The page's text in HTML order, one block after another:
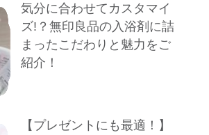
気分に合わせてカスタマイ
ズ!？無印良品の入浴剤に詰
まったこだわりと魅力をご
紹介！
【プレゼントにも最適！】